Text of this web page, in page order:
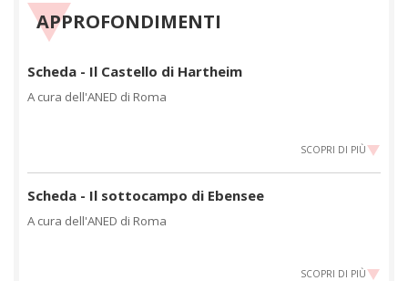
APPROFONDIMENTI
Scheda - Il Castello di Hartheim
A cura dell'ANED di Roma
SCOPRI DI PIÙ
Scheda - Il sottocampo di Ebensee
A cura dell'ANED di Roma
SCOPRI DI PIÙ